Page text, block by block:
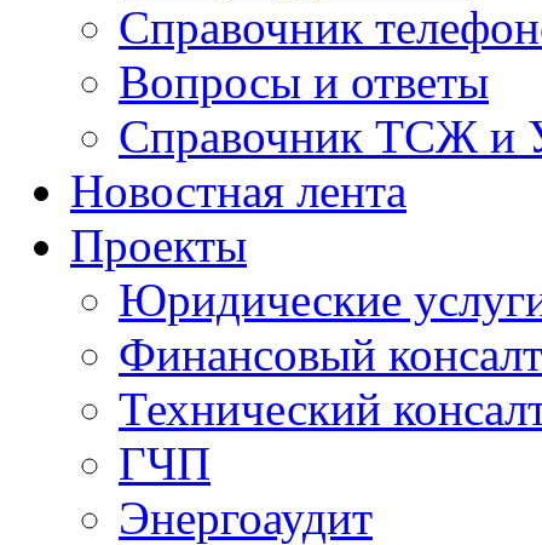
Справочник
Вопросы и ответы
Справочник ТСЖ и
Новостная лента
Проекты
Юридические
Финансовый
Технический
ГЧП
Энергоаудит